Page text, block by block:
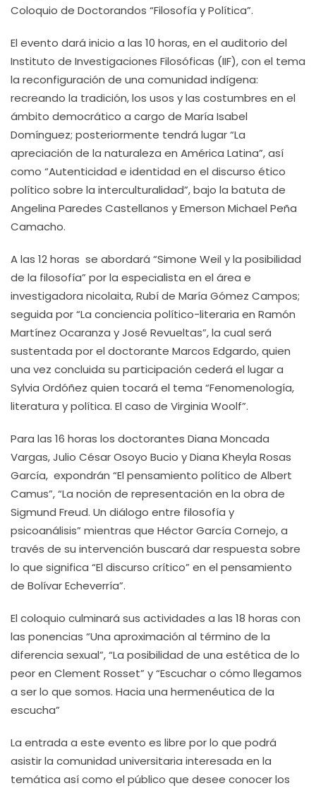
Coloquio de Doctorandos “Filosofía y Política”.
El evento dará inicio a las 10 horas, en el auditorio del
Instituto de Investigaciones Filosóficas (IIF), con el tema
la reconfiguración de una comunidad indígena:
recreando la tradición, los usos y las costumbres en el
ámbito democrático a cargo de María Isabel
Domínguez; posteriormente tendrá lugar “La
apreciación de la naturaleza en América Latina”, así
como “Autenticidad e identidad en el discurso ético
político sobre la interculturalidad”, bajo la batuta de
Angelina Paredes Castellanos y Emerson Michael Peña
Camacho.
A las 12 horas se abordará “Simone Weil y la posibilidad
de la filosofía” por la especialista en el área e
investigadora nicolaita, Rubí de María Gómez Campos;
seguida por “La conciencia político-literaria en Ramón
Martínez Ocaranza y José Revueltas”, la cual será
sustentada por el doctorante Marcos Edgardo, quien
una vez concluida su participación cederá el lugar a
Sylvia Ordóñez quien tocará el tema “Fenomenología,
literatura y política. El caso de Virginia Woolf”.
Para las 16 horas los doctorantes Diana Moncada
Vargas, Julio César Osoyo Bucio y Diana Kheyla Rosas
García, expondrán “El pensamiento político de Albert
Camus”, “La noción de representación en la obra de
Sigmund Freud. Un diálogo entre filosofía y
psicoanálisis” mientras que Héctor García Cornejo, a
través de su intervención buscará dar respuesta sobre
lo que significa “El discurso crítico” en el pensamiento
de Bolívar Echeverría”.
El coloquio culminará sus actividades a las 18 horas con
las ponencias “Una aproximación al término de la
diferencia sexual”, “La posibilidad de una estética de lo
peor en Clement Rosset” y “Escuchar o cómo llegamos
a ser lo que somos. Hacia una hermenéutica de la
escucha”
La entrada a este evento es libre por lo que podrá
asistir la comunidad universitaria interesada en la
temática así como el público que desee conocer los